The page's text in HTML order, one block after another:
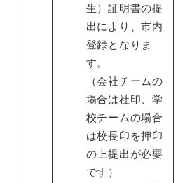
生）証明書の提
出により、市内
登録となりま
す。
（会社チームの
場合は社印、学
校チームの場合
は校長印を押印
の上提出が必要
です）